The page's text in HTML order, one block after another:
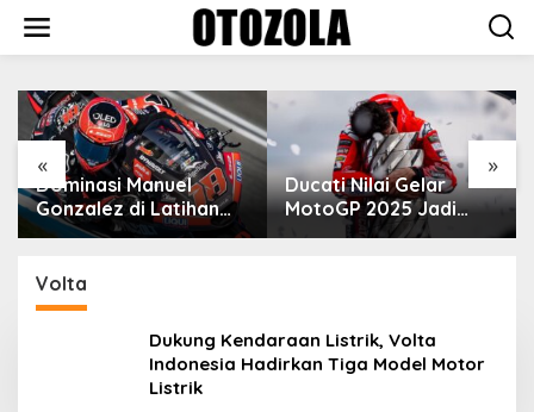
content
« »
Ducati Nilai Gelar
MotoGP 2025 Jadi
Cara Marc Marquez
VinFast Perkenalkan
dengan Fitur Anti
Peluru
Volta
Dukung Kendaraan Listrik, Volta
Indonesia Hadirkan Tiga Model Motor
Listrik